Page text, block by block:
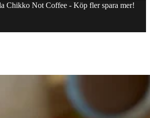
Chikko Not Coffee - Köp fler spara mer!